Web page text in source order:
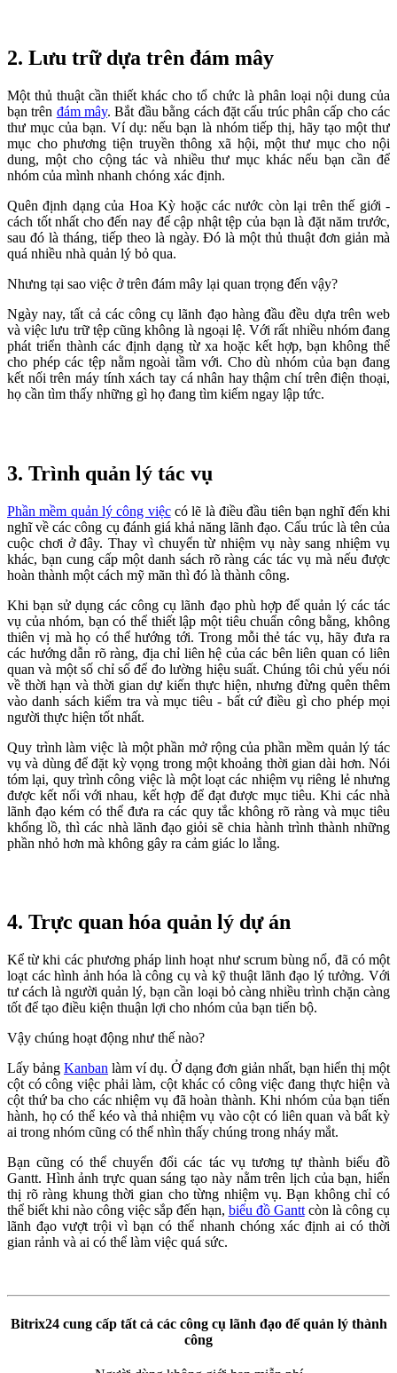
2. Lưu trữ dựa trên đám mây
Một thủ thuật cần thiết khác cho tổ chức là phân loại nội dung của
bạn trên đám mây. Bắt đầu bằng cách đặt cấu trúc phân cấp cho các
thư mục của bạn. Ví dụ: nếu bạn là nhóm tiếp thị, hãy tạo một thư
mục cho phương tiện truyền thông xã hội, một thư mục cho nội
dung, một cho cộng tác và nhiều thư mục khác nếu bạn cần để
nhóm của mình nhanh chóng xác định.
Quên định dạng của Hoa Kỳ hoặc các nước còn lại trên thế giới -
cách tốt nhất cho đến nay để cập nhật tệp của bạn là đặt năm trước,
sau đó là tháng, tiếp theo là ngày. Đó là một thủ thuật đơn giản mà
quá nhiều nhà quản lý bỏ qua.
Nhưng tại sao việc ở trên đám mây lại quan trọng đến vậy?
Ngày nay, tất cả các công cụ lãnh đạo hàng đầu đều dựa trên web
và việc lưu trữ tệp cũng không là ngoại lệ. Với rất nhiều nhóm đang
phát triển thành các định dạng từ xa hoặc kết hợp, bạn không thể
cho phép các tệp nằm ngoài tầm với. Cho dù nhóm của bạn đang
kết nối trên máy tính xách tay cá nhân hay thậm chí trên điện thoại,
họ cần tìm thấy những gì họ đang tìm kiếm ngay lập tức.
3. Trình quản lý tác vụ
Phần mềm quản lý công việccó lẽ là điều đầu tiên bạn nghĩ đến khi
nghĩ về các công cụ đánh giá khả năng lãnh đạo. Cấu trúc là tên của
cuộc chơi ở đây. Thay vì chuyển từ nhiệm vụ này sang nhiệm vụ
khác, bạn cung cấp một danh sách rõ ràng các tác vụ mà nếu được
hoàn thành một cách mỹ mãn thì đó là thành công.
Khi bạn sử dụng các công cụ lãnh đạo phù hợp để quản lý các tác
vụ của nhóm, bạn có thể thiết lập một tiêu chuẩn công bằng, không
thiên vị mà họ có thể hướng tới. Trong mỗi thẻ tác vụ, hãy đưa ra
các hướng dẫn rõ ràng, địa chỉ liên hệ của các bên liên quan có liên
quan và một số chỉ số để đo lường hiệu suất. Chúng tôi chủ yếu nói
về thời hạn và thời gian dự kiến thực hiện, nhưng đừng quên thêm
vào danh sách kiểm tra và mục tiêu - bất cứ điều gì cho phép mọi
người thực hiện tốt nhất.
Quy trình làm việc là một phần mở rộng của phần mềm quản lý tác
vụ và dùng để đặt kỳ vọng trong một khoảng thời gian dài hơn. Nói
tóm lại, quy trình công việc là một loạt các nhiệm vụ riêng lẻ nhưng
được kết nối với nhau, kết hợp để đạt được mục tiêu. Khi các nhà
lãnh đạo kém có thể đưa ra các quy tắc không rõ ràng và mục tiêu
khổng lồ, thì các nhà lãnh đạo giỏi sẽ chia hành trình thành những
phần nhỏ hơn mà không gây ra cảm giác lo lắng.
4. Trực quan hóa quản lý dự án
Kể từ khi các phương pháp linh hoạt như scrum bùng nổ, đã có một
loạt các hình ảnh hóa là công cụ và kỹ thuật lãnh đạo lý tưởng. Với
tư cách là người quản lý, bạn cần loại bỏ càng nhiều trình chặn càng
tốt để tạo điều kiện thuận lợi cho nhóm của bạn tiến bộ.
Vậy chúng hoạt động như thế nào?
Lấy bảng Kanban làm ví dụ. Ở dạng đơn giản nhất, bạn hiển thị một
cột có công việc phải làm, cột khác có công việc đang thực hiện và
cột thứ ba cho các nhiệm vụ đã hoàn thành. Khi nhóm của bạn tiến
hành, họ có thể kéo và thả nhiệm vụ vào cột có liên quan và bất kỳ
ai trong nhóm cũng có thể nhìn thấy chúng trong nháy mắt.
Bạn cũng có thể chuyển đổi các tác vụ tương tự thành biểu đồ
Gantt. Hình ảnh trực quan sáng tạo này nằm trên lịch của bạn, hiển
thị rõ ràng khung thời gian cho từng nhiệm vụ. Bạn không chỉ có
thể biết khi nào công việc sắp đến hạn, biểu đồ Ganttcòn là công cụ
lãnh đạo vượt trội vì bạn có thể nhanh chóng xác định ai có thời
gian rảnh và ai có thể làm việc quá sức.
Bitrix24 cung cấp tất cả các công cụ lãnh đạo để quản lý thành
công